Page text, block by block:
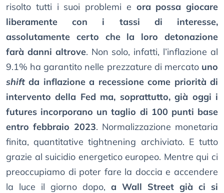
risolto tutti i suoi problemi e ora possa giocare
liberamente con i tassi di interesse,
assolutamente certo che la loro detonazione
farà danni altrove. Non solo, infatti, l’inflazione al
9.1% ha garantito nelle prezzature di mercato uno
shiftda inflazione a recessione come priorità di
intervento della Fed ma, soprattutto, già oggi i
futures incorporano un taglio di 100 punti base
entro febbraio 2023. Normalizzazione monetaria
finita, quantitative tightnening archiviato. E tutto
grazie al suicidio energetico europeo. Mentre qui ci
preoccupiamo di poter fare la doccia e accendere
la luce il giorno dopo, a Wall Street già ci si